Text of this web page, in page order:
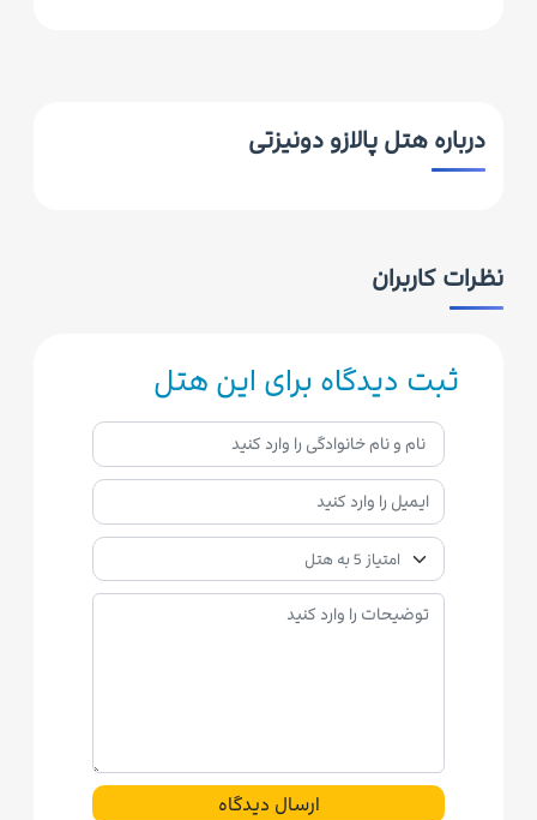
درباره هتل پالازو دونیزتی
نظرات کاربران
ثبت دیدگاه برای این هتل
ارسال دیدگاه